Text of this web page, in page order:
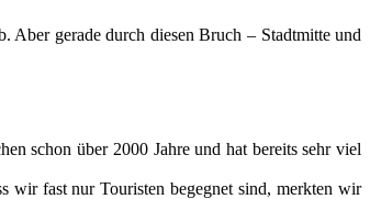
Aber gerade durch diesen Bruch – Stadtmitte und
schon über 2000 Jahre und hat bereits sehr viel
wir fast nur Touristen begegnet sind, merkten wir